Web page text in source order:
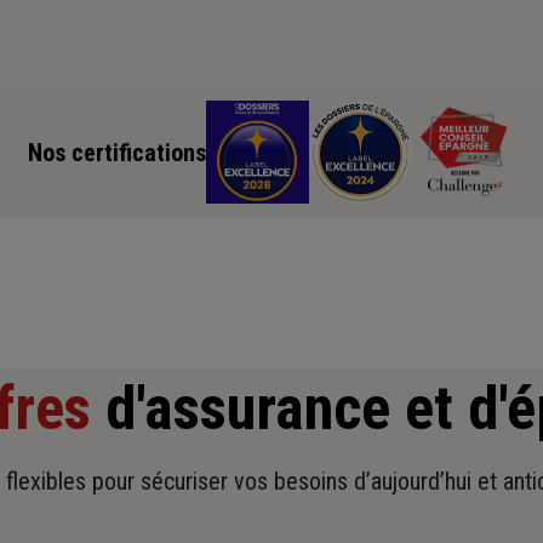
Nos certifications
d'assurance et
pour sécuriser vos besoins d’aujourd’hui et